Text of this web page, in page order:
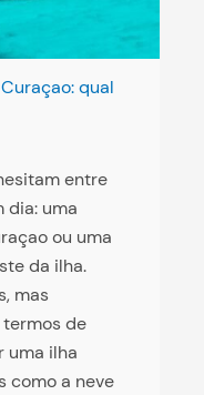
qual
entre
dia: uma
ou uma
da ilha.
mas
de
uma ilha
como a neve